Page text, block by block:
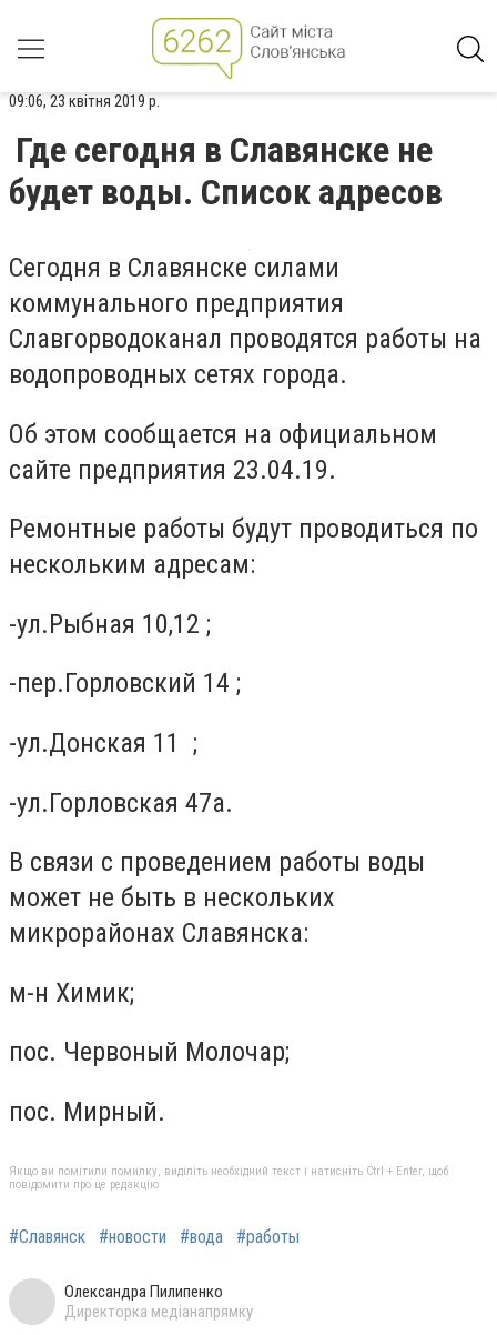
09:06, 23 квітня 2019 р.
Где сегодня в Славянске не
будет воды. Список адресов
Сегодня в Славянске силами
коммунального предприятия
Славгорводоканал проводятся работы на
водопроводных сетях города.
Об этом сообщается на официальном
сайте предприятия 23.04.19.
Ремонтные работы будут проводиться по
нескольким адресам:
-ул.Рыбная 10,12 ;
-пер.Горловский 14 ;
-ул.Донская 11 ;
-ул.Горловская 47а.
В связи с проведением работы воды
может не быть в нескольких
микрорайонах Славянска:
м-н Химик;
пос. Червоный Молочар;
пос. Мирный.
Якщо ви помітили помилку, виділіть необхідний текст і натисніть Ctrl + Enter, щоб
повідомити про це редакцію
#Славянск #новости #вода #работы
Олександра Пилипенко
Директорка медіанапрямку